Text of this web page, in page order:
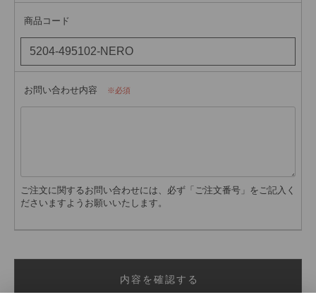
商品コード
お問い合わせ内容 必須
ご注文に関するお問い合わせには、必ず「ご注文番号」をご記入く
ださいますようお願いいたします。
内容を確認する